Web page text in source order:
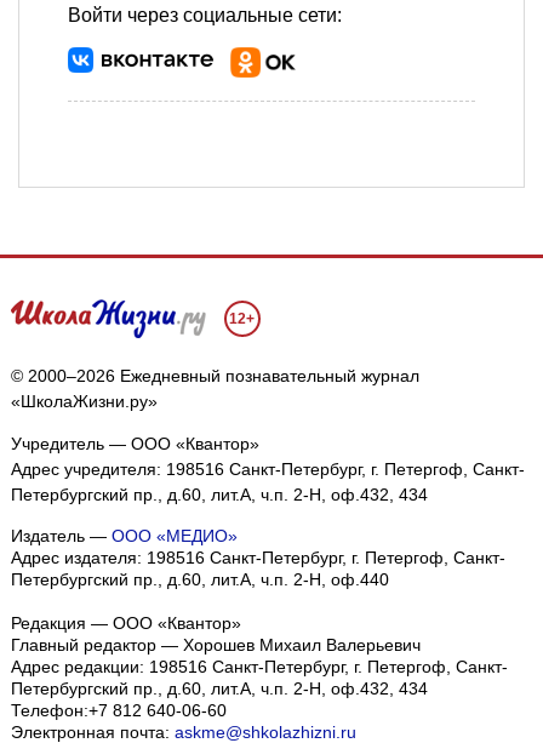
Войти через социальные сети:
12+
© 2000–2026 Ежедневный познавательный журнал
«ШколаЖизни.ру»
Учредитель — ООО «Квантор»
Адрес учредителя: 198516 Санкт-Петербург, г. Петергоф, Санкт-
Петербургский пр., д.60, лит.А, ч.п. 2-Н, оф.432, 434
Издатель — ООО «МЕДИО»
Адрес издателя: 198516 Санкт-Петербург, г. Петергоф, Санкт-
Петербургский пр., д.60, лит.А, ч.п. 2-Н, оф.440
Редакция — ООО «Квантор»
Главный редактор — Хорошев Михаил Валерьевич
Адрес редакции: 198516 Санкт-Петербург, г. Петергоф Санкт-
Петербургский пр., д.60, лит.А, ч.п. 2-Н, оф.432, 434
Телефон:+7 812 640-06-60
Электронная почта: askme@shkolazhizni.ru